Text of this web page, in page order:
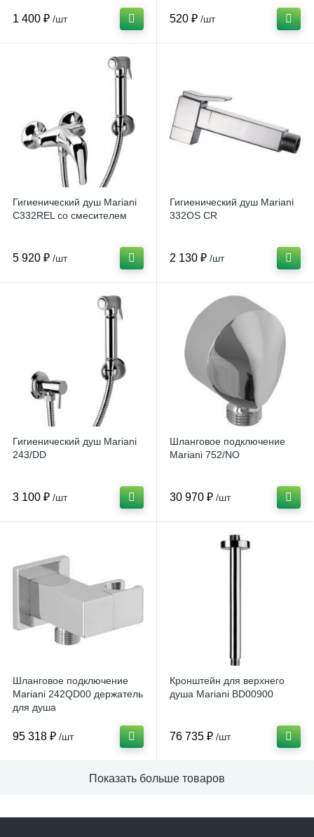
1 400 ₽ /шт 520 ₽ /шт
Гигиенический душ Mariani
C332REL со смесителем
5 920 ₽ /шт
Гигиенический душ Mariani
332OS CR
2 130 ₽ /шт
Гигиенический душ Mariani
243/DD
3 100 ₽ /шт
Шланговое подключение
Mariani 752/NO
30 970 ₽ /шт
Шланговое подключение
Mariani 242QD00 держатель
для душа
95 318 ₽ /шт
Кронштейн для верхнего
душа Mariani BD00900
76 735 ₽ /шт
Показать больше товаров